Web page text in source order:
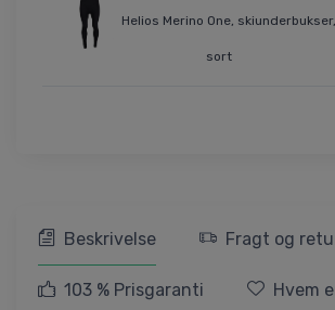
Helios Merino One,
sort
Beskrivelse Fragt og
103 % Prisgaranti Hvem